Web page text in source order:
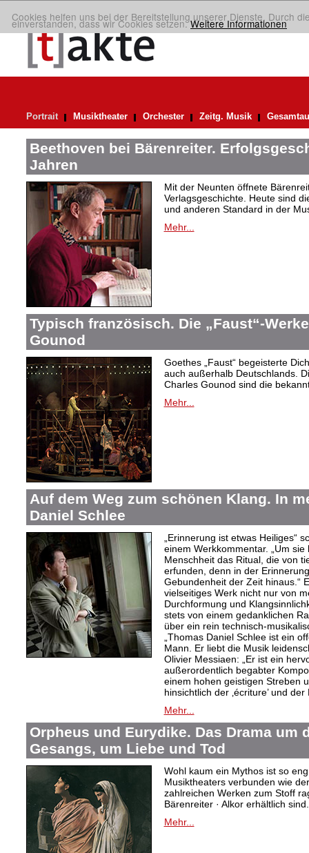
Cookies helfen uns bei der Bereitstellung unserer Dienste. Durch
einverstanden, dass wir Cookies setzen.Weitere Informationen
Portrait Musiktheater Orchester Zeitg. Musik
Beethoven bei Bärenreiter.
Jahren
Mit der Neunten öffnete
Verlagsgeschichte. Heute sind
und anderen Standard in der
Mehr...
Typisch französisch. Die „Faust“-
Gounod
Goethes „Faust“ begeisterte
auch außerhalb Deutschlands.
Charles Gounod sind die
Mehr...
Auf dem Weg zum schönen Klang. In
Daniel Schlee
„Erinnerung ist etwas Heiliges“
einem Werkkommentar. „Um
Menschheit das Ritual, die von
erfunden, denn in der
Gebundenheit der Zeit hinaus.“
vielseitiges Werk nicht nur von
Durchformung und
stets von einem gedanklichen
über ein rein technisch-
„Thomas Daniel Schlee ist ein
Mann. Er liebt die Musik
Olivier Messiaen: „Er ist ein
außerordentlich begabter
einem hohen geistigen Streben
hinsichtlich der ‚écriture’ und der
Mehr...
Orpheus und Eurydike. Das Drama um
Gesangs, um Liebe und Tod
Wohl kaum ein Mythos ist so
Musiktheaters verbunden wie
zahlreichen Werken zum Stoff
Bärenreiter · Alkor erhältlich sind.
Mehr...